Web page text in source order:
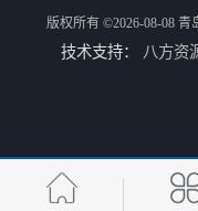
江西全自动水质采样器批
版权所有 ©2026-08-08 青
技术支持： 八方资